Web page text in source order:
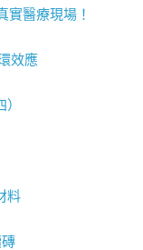
實醫療現場！
效應
料